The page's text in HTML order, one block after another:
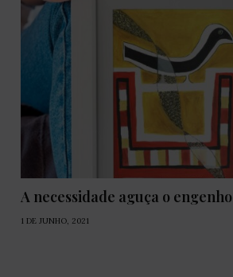
A necessidade aguça o engenho
1 DE JUNHO, 2021